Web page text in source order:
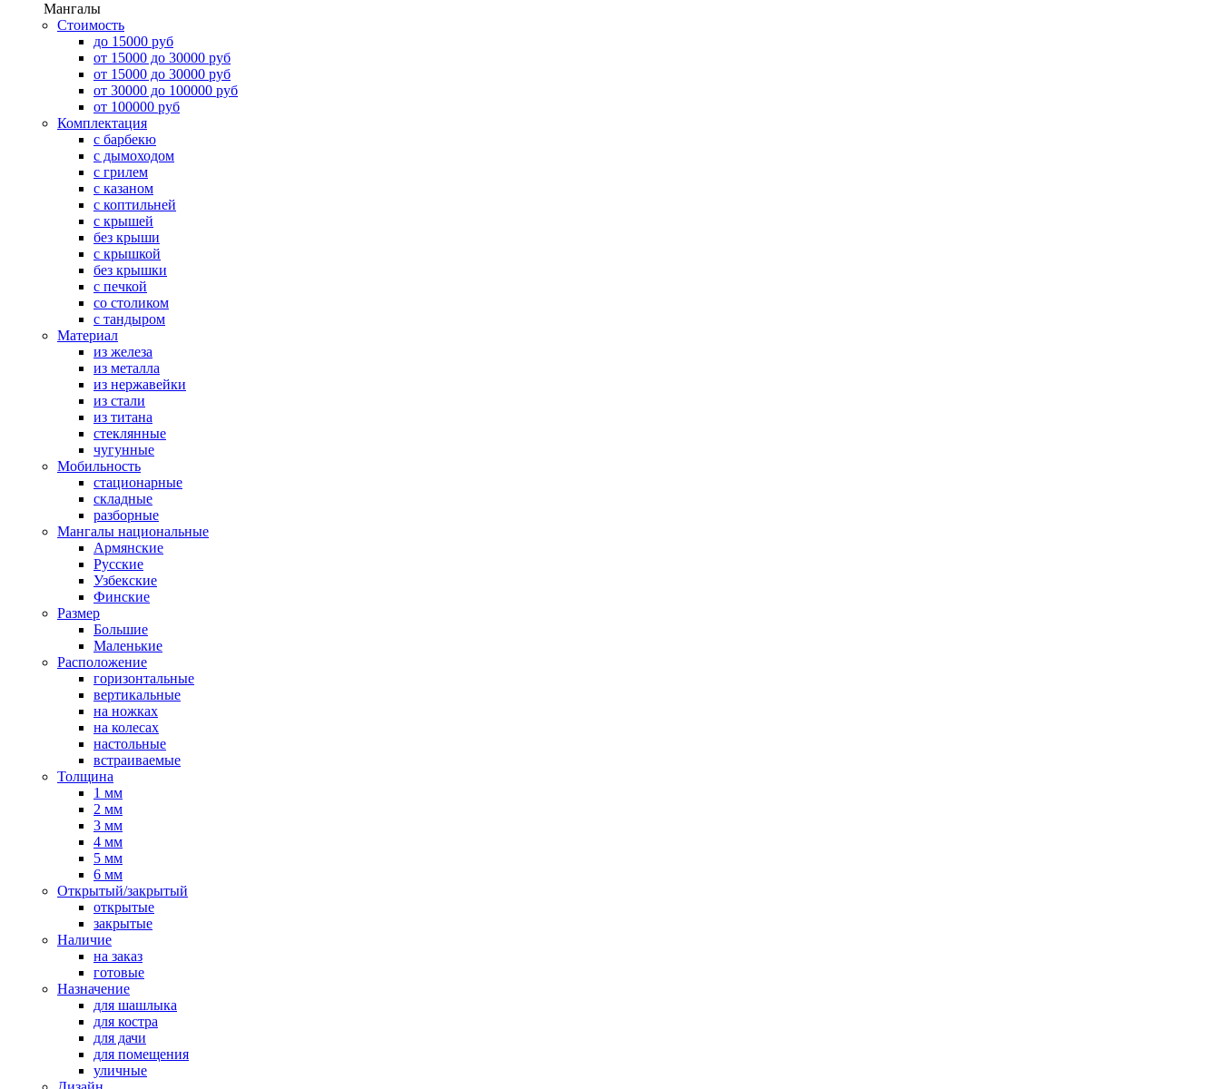
Мангалы
Стоимость
до 15000 руб
от 15000 до 30000 руб
от 15000 до 30000 руб
от 30000 до 100000 руб
от 100000 руб
Комплектация
с барбекю
с дымоходом
с грилем
с казаном
с коптильней
с крышей
без крыши
с крышкой
без крышки
с печкой
со столиком
с тандыром
Материал
из железа
из металла
из нержавейки
из стали
из титана
стеклянные
чугунные
Мобильность
стационарные
складные
разборные
Мангалы национальные
Армянские
Русские
Узбекские
Финские
Размер
Большие
Маленькие
Расположение
горизонтальные
вертикальные
на ножках
на колесах
настольные
встраиваемые
Толщина
1 мм
2 мм
3 мм
4 мм
5 мм
6 мм
Открытый/закрытый
открытые
закрытые
Наличие
на заказ
готовые
Назначение
для шашлыка
для костра
для дачи
для помещения
уличные